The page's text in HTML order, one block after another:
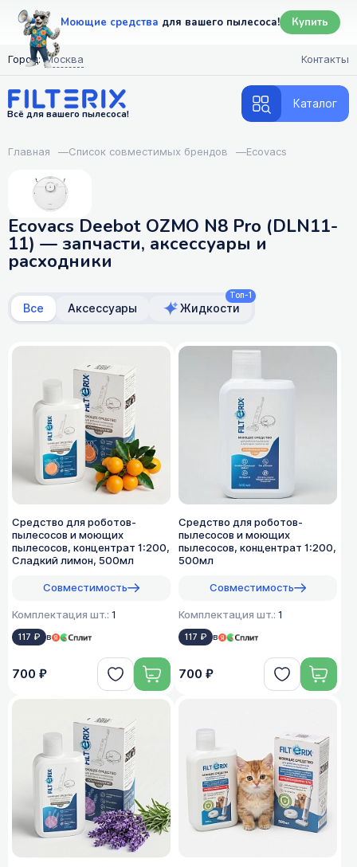
Моющие средства для вашего пылесоса! Купить
Город: Москва Контакты
Всё для вашего пылесоса!
Каталог
Главная —Список совместимых брендов —Ecovacs
Ecovacs Deebot OZMO N8 Pro (DLN11-
11) — запчасти, аксессуары и
расходники
Все Аксессуары
Топ-1
Жидкости
Средство для роботов-
пылесосов и моющих
пылесосов, концентрат 1:200,
Сладкий лимон, 500мл
Совместимость
Комплектация шт.: 1
117 ₽ в
700 ₽
Средство для роботов-
пылесосов и моющих
пылесосов, концентрат 1:200,
500мл
Совместимость
Комплектация шт.: 1
117 ₽ в
700 ₽